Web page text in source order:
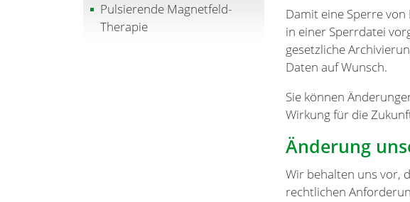
Damit eine Sperre
in einer Sperrdatei
gesetzliche
Daten auf Wunsch.
Sie können
Wirkung für die
Änderung
Wir behalten uns vor,
rechtlichen
Pulsierende Magnetfeld-
Therapie